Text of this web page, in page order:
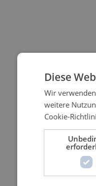
Diese
Wir
weitere
Cookie-